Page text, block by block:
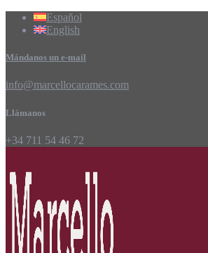
Español
English
Mándanos un e-mail
info@marcellocarames.com
Llámanos
+34 711 54 46 72